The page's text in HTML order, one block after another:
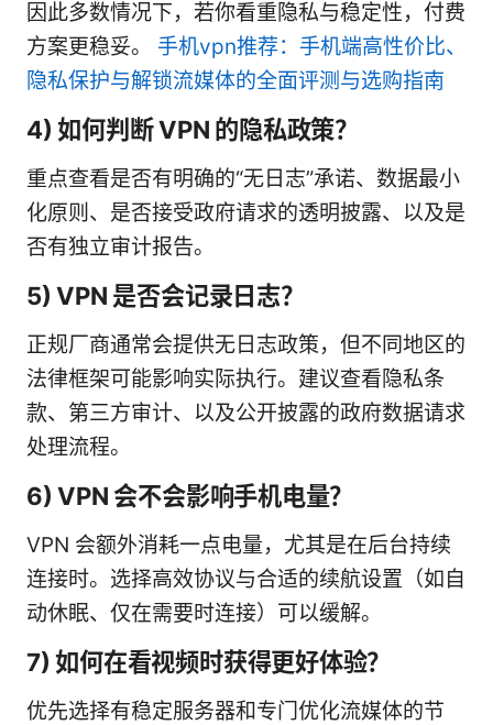
因此多数情况下，若你看重隐私与稳定性，付费
方案更稳妥。 手机vpn推荐：手机端高性价比、
隐私保护与解锁流媒体的全面评测与选购指南
4) 如何判断 VPN 的隐私政策？
重点查看是否有明确的“无日志”承诺、数据最小
化原则、是否接受政府请求的透明披露、以及是
否有独立审计报告。
5) VPN 是否会记录日志？
正规厂商通常会提供无日志政策，但不同地区的
法律框架可能影响实际执行。建议查看隐私条
款、第三方审计、以及公开披露的政府数据请求
处理流程。
6) VPN 会不会影响手机电量？
VPN 会额外消耗一点电量，尤其是在后台持续
连接时。选择高效协议与合适的续航设置（如自
动休眠、仅在需要时连接）可以缓解。
7) 如何在看视频时获得更好体验？
优先选择有稳定服务器和专门优化流媒体的节